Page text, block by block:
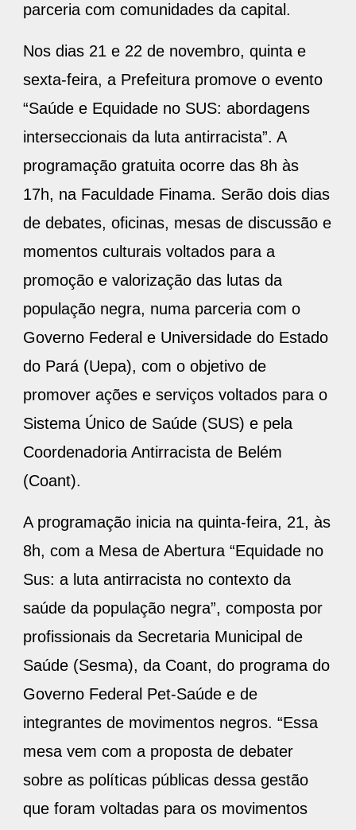
parceria com comunidades da capital.
Nos dias 21 e 22 de novembro, quinta e
sexta-feira, a Prefeitura promove o evento
“Saúde e Equidade no SUS: abordagens
interseccionais da luta antirracista”. A
programação gratuita ocorre das 8h às
17h, na Faculdade Finama. Serão dois dias
de debates, oficinas, mesas de discussão e
momentos culturais voltados para a
promoção e valorização das lutas da
população negra, numa parceria com o
Governo Federal e Universidade do Estado
do Pará (Uepa), com o objetivo de
promover ações e serviços voltados para o
Sistema Único de Saúde (SUS) e pela
Coordenadoria Antirracista de Belém
(Coant).
A programação inicia na quinta-feira, 21, às
8h, com a Mesa de Abertura “Equidade no
Sus: a luta antirracista no contexto da
saúde da população negra”, composta por
profissionais da Secretaria Municipal de
Saúde (Sesma), da Coant, do programa do
Governo Federal Pet-Saúde e de
integrantes de movimentos negros. “Essa
mesa vem com a proposta de debater
sobre as políticas públicas dessa gestão
que foram voltadas para os movimentos